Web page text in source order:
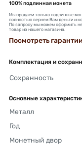
100% подлинная монета
Мы продаем только подлинные
полностью вернем Вам деньги и
По запросу мы можем оформить
товар из нашего магазина.
Посмотреть
Комплектация и
Сохранность
Основные
Металл
Год
Монетный двор